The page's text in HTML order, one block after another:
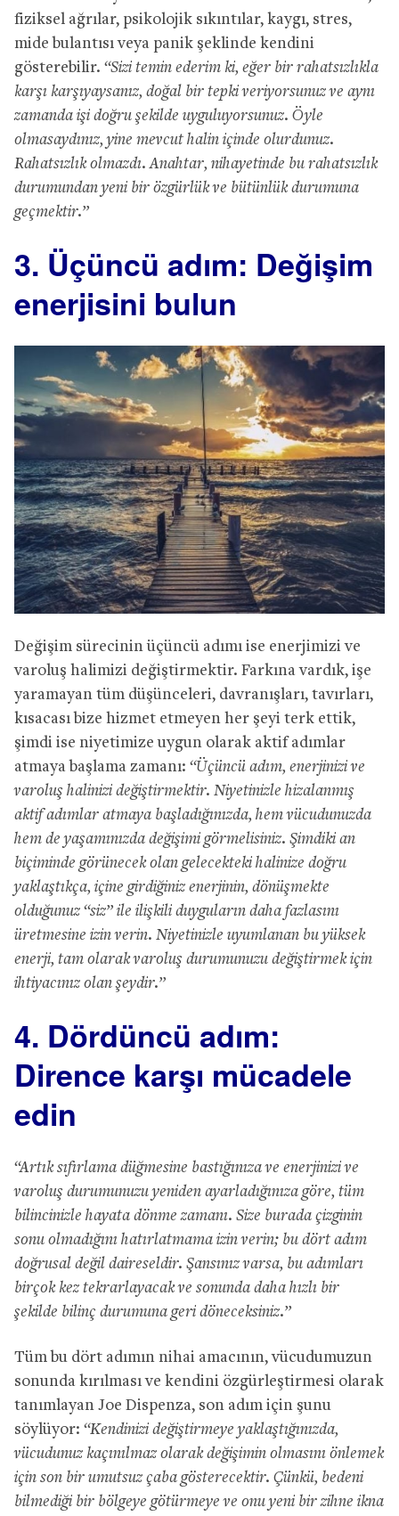
fiziksel ağrılar, psikolojik sıkıntılar, kaygı, stres,
mide bulantısı veya panik şeklinde kendini
gösterebilir. “Sizi temin ederim ki, eğer bir rahatsızlıkla
karşı karşıyaysanız, doğal bir tepki veriyorsunuz ve aynı
zamanda işi doğru şekilde uyguluyorsunuz. Öyle
olmasaydınız, yine mevcut halin içinde olurdunuz.
Rahatsızlık olmazdı. Anahtar, nihayetinde bu rahatsızlık
durumundan yeni bir özgürlük ve bütünlük durumuna
geçmektir.”
3. Üçüncü adım: Değişim
enerjisini bulun
Değişim sürecinin üçüncü adımı ise enerjimizi ve
varoluş halimizi değiştirmektir. Farkına vardık, işe
yaramayan tüm düşünceleri, davranışları, tavırları,
kısacası bize hizmet etmeyen her şeyi terk ettik,
şimdi ise niyetimize uygun olarak aktif adımlar
atmaya başlama zamanı: “Üçüncü adım, enerjinizi ve
varoluş halinizi değiştirmektir. Niyetinizle hizalanmış
aktif adımlar atmaya başladığınızda, hem vücudunuzda
hem de yaşamınızda değişimi görmelisiniz. Şimdiki an
biçiminde görünecek olan gelecekteki halinize doğru
yaklaştıkça, içine girdiğiniz enerjinin, dönüşmekte
olduğunuz “siz” ile ilişkili duyguların daha fazlasını
üretmesine izin verin. Niyetinizle uyumlanan bu yüksek
enerji, tam olarak varoluş durumunuzu değiştirmek için
ihtiyacınız olan şeydir.”
4. Dördüncü adım:
Dirence karşı mücadele
edin
“Artık sıfırlama düğmesine bastığınıza ve enerjinizi ve
varoluş durumunuzu yeniden ayarladığınıza göre, tüm
bilincinizle hayata dönme zamanı. Size burada çizginin
sonu olmadığını hatırlatmama izin verin; bu dört adım
doğrusal değil daireseldir. Şansınız varsa, bu adımları
birçok kez tekrarlayacak ve sonunda daha hızlı bir
şekilde bilinç durumuna geri döneceksiniz.”
Tüm bu dört adımın nihai amacının, vücudumuzun
sonunda kırılması ve kendini özgürleştirmesi olarak
tanımlayan Joe Dispenza, son adım için şunu
söylüyor: “Kendinizi değiştirmeye yaklaştığınızda,
vücudunuz kaçınılmaz olarak değişimin olmasını önlemek
için son bir umutsuz çaba gösterecektir. Çünkü, bedeni
bilmediği bir bölgeye götürmeye ve onu yeni bir zihne ikna